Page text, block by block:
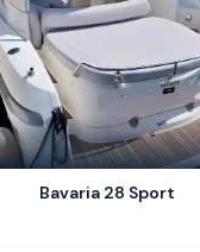
Bavaria 28 Sport